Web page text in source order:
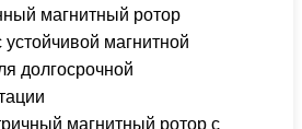
магнитный ротор
устойчивой магнитной
долгосрочной